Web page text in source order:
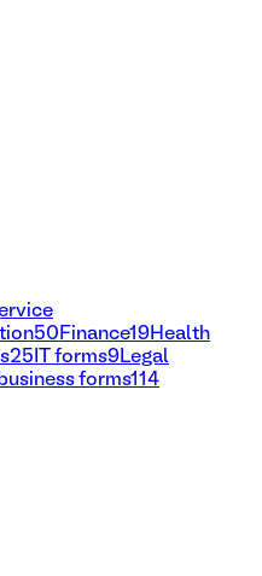
50 Finance19 Health
25 IT forms9 Legal
forms114